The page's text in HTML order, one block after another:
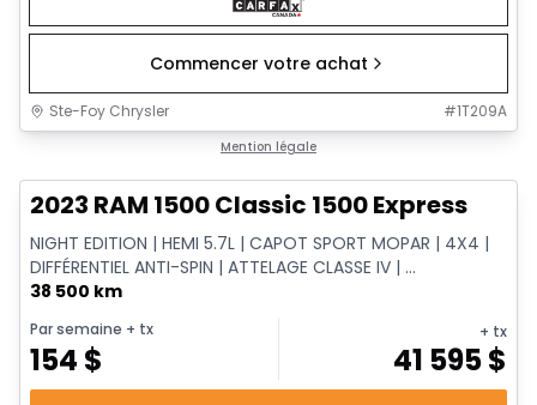
Commencer votre achat
Ste-Foy Chrysler #1T209A
Mention légale
2023 RAM 1500 Classic 1500 Express
NIGHT EDITION | HEMI 5.7L | CAPOT SPORT MOPAR | 4X4 |
DIFFÉRENTIEL ANTI-SPIN | ATTELAGE CLASSE IV | ...
38 500 km
Par semaine + tx
154 $
+ tx
41 595$